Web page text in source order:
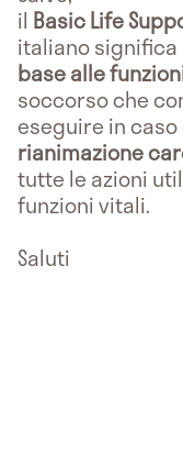
il Basic Life
italiano
base alle
soccorso che
eseguire in
rianimazione
tutte le azioni
funzioni vitali.
Saluti